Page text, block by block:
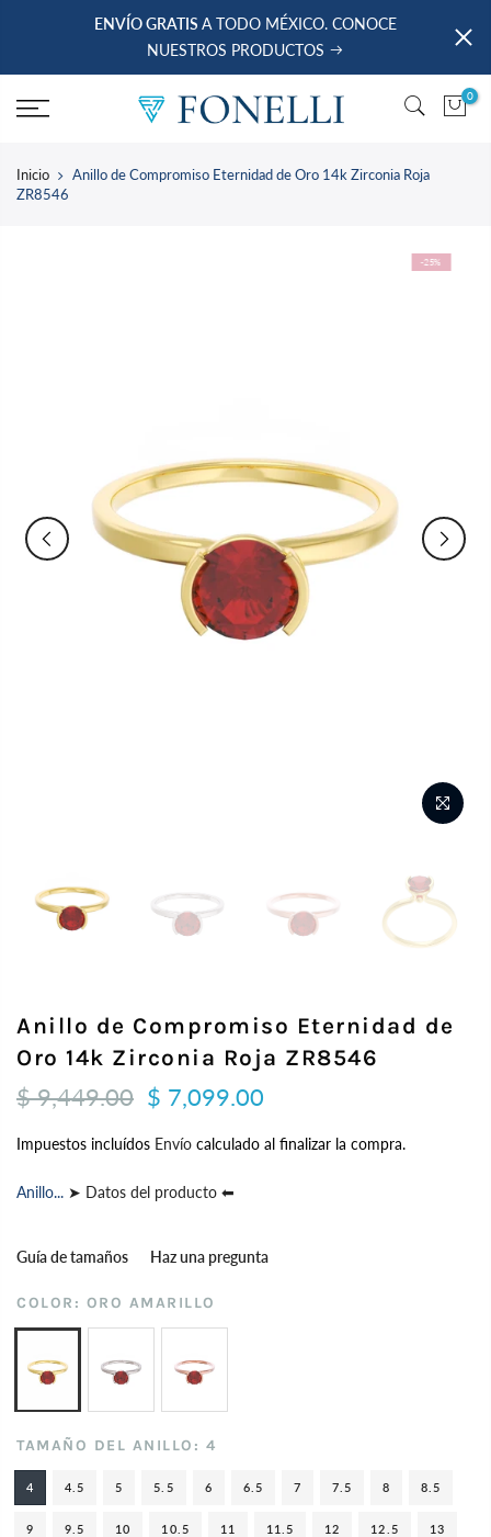
ENVÍO GRATIS A TODO MÉXICO. CONOCE
NUESTROS PRODUCTOS
0
Inicio
Anillo de Compromiso Eternidad de Oro 14k Zirconia Roja
ZR8546
-25%
Anillo de Compromiso Eternidad de
Oro 14k Zirconia Roja ZR8546
$ 9,449.00 $ 7,099.00
Impuestos incluídos Envío calculado al finalizar la compra.
Anillo... ➤ Datos del producto ⬅
Guía de tamaños Haz una pregunta
COLOR: ORO AMARILLO
TAMAÑO DEL ANILLO: 4
4 4.5 5 5.5 6 6.5 7 7.5 8 8.5
9 9.5 10 10.5 11 11.5 12 12.5 13